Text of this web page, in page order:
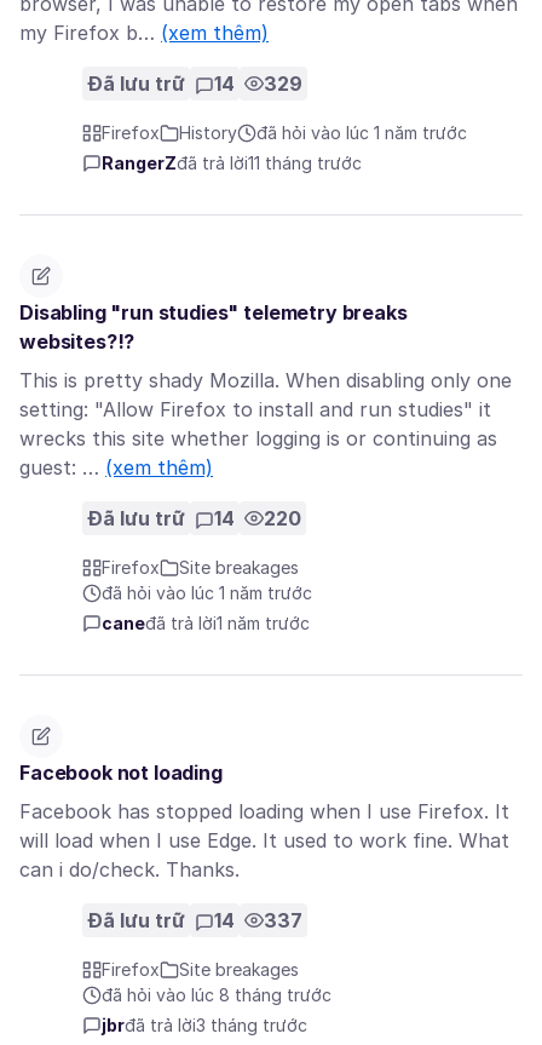
my Firefox b… (xem thêm)
Đã lưu trữ 14 329
Firefox History
đã hỏi vào lúc 1 năm trước
RangerZđã trả lời11 tháng trước
Disabling "run studies" telemetry breaks
websites?!?
This is pretty shady Mozilla. When disabling only one
setting: "Allow Firefox to install and run studies" it
wrecks this site whether logging is or continuing as
guest: … (xem thêm)
Đã lưu trữ 14 220
Firefox
Site breakages
đã hỏi vào lúc 1 năm trước
caneđã trả lời1 năm trước
Facebook not loading
Facebook has stopped loading when I use Firefox. It
will load when I use Edge. It used to work fine. What
can i do/check. Thanks.
Đã lưu trữ 14 337
Firefox
Site breakages
đã hỏi vào lúc 8 tháng trước
jbrđã trả lời3 tháng trước